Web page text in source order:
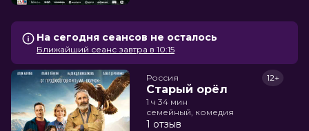
На сегодня сеансов не осталось
Ближайший сеанс завтра в 10:15
Россия
Старый орёл
12+
1 ч 34 мин
семейный, комедия
1 отзыв